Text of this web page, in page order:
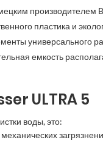
пластика и
универсального
емкость
ULTRA 5
воды, это: